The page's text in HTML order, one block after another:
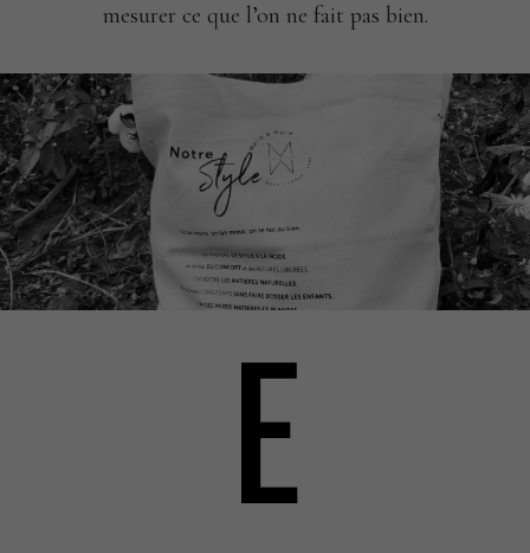
mesurer ce que l’on ne fait pas bien.
E